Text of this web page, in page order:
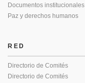
Documentos institucionales
Paz y derechos humanos
RED
Directorio de Comités
Directorio de Comités